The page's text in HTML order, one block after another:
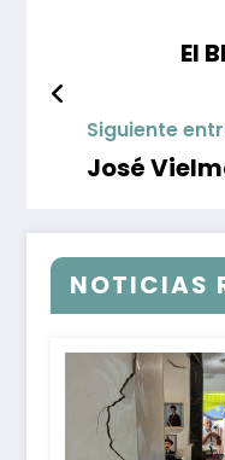
El
Siguiente
José
NOTICIAS